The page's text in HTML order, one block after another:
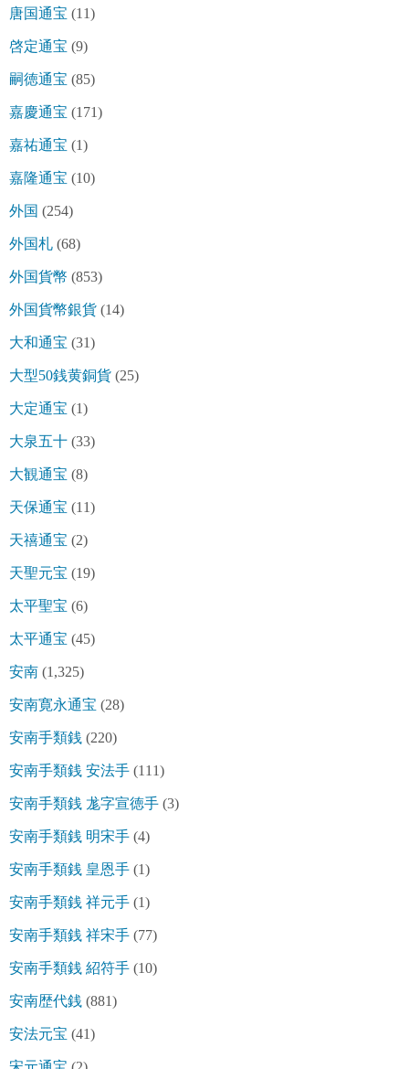
唐国通宝 (11)
啓定通宝 (9)
嗣徳通宝 (85)
嘉慶通宝 (171)
嘉祐通宝 (1)
嘉隆通宝 (10)
外国 (254)
外国札 (68)
外国貨幣 (853)
外国貨幣銀貨 (14)
大和通宝 (31)
大型50銭黄銅貨 (25)
大定通宝 (1)
大泉五十 (33)
大観通宝 (8)
天保通宝 (11)
天禧通宝 (2)
天聖元宝 (19)
太平聖宝 (6)
太平通宝 (45)
安南 (1,325)
安南寛永通宝 (28)
安南手類銭 (220)
安南手類銭 安法手 (111)
安南手類銭 尨字宣徳手 (3)
安南手類銭 明宋手 (4)
安南手類銭 皇恩手 (1)
安南手類銭 祥元手 (1)
安南手類銭 祥宋手 (77)
安南手類銭 紹符手 (10)
安南歴代銭 (881)
安法元宝 (41)